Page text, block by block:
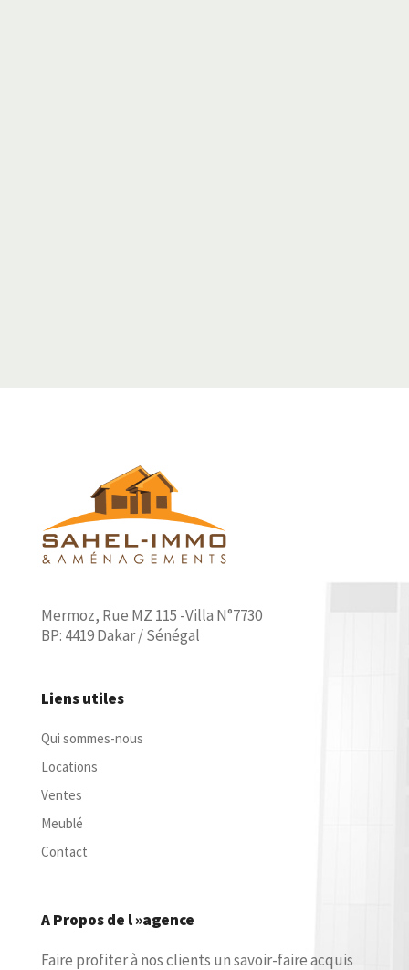
Mermoz, Rue MZ 115 -Villa N°7730
BP: 4419 Dakar / Sénégal
Liens utiles
Qui sommes-nous
Locations
Ventes
Meublé
Contact
A Propos de l »agence
Faire profiter à nos clients un savoir-faire acquis